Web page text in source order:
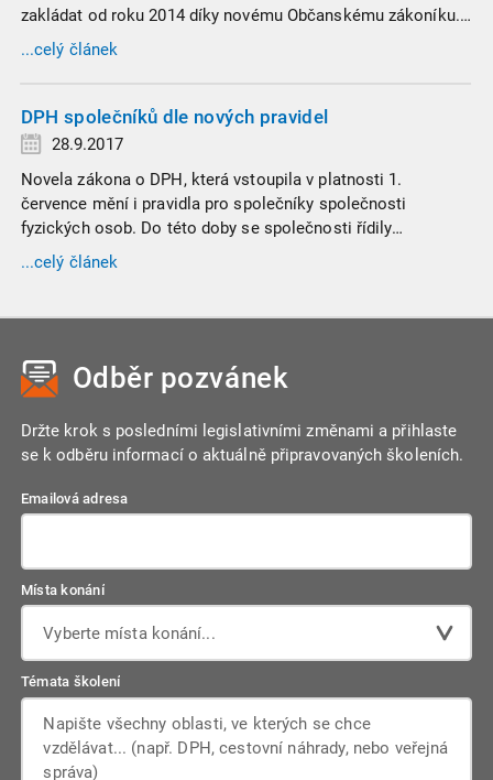
zakládat od roku 2014 díky novému Občanskému zákoníku.
Svěřenské fondy se staly oblíbenými i díky Andreji Babišovi,
který kvůli zákonu o střetu zájmů do dvou z nich vložil akcie
...celý článek
DPH společníků dle nových pravidel
28.9.2017
Novela zákona o DPH, která vstoupila v platnosti 1.
července mění i pravidla pro společníky společnosti
fyzických osob. Do této doby se společnosti řídily
specifickými ustanoveními zákona týkající se registrace k
dani a dalších postupů při správě DPH.
...celý článek
Odběr pozvánek
Držte krok s posledními legislativními změnami a přihlaste
se k odběru informací o aktuálně připravovaných školeních.
Emailová adresa
Místa konání
Vyberte místa konání...
Témata školení